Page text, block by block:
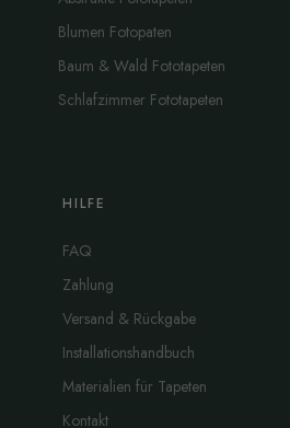
Blumen Fotopaten
Baum & Wald Fototapeten
Schlafzimmer Fototapeten
HILFE
FAQ
Zahlung
Versand & Rückgabe
Installationshandbuch
Materialien für Tapeten
Kontakt